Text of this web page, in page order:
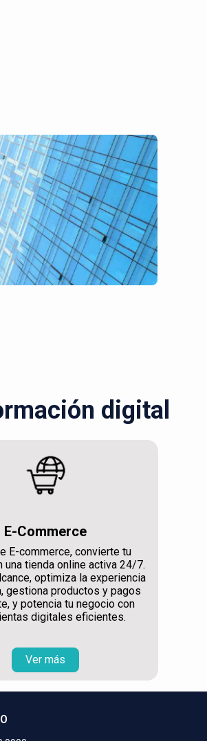
digital
E-Commerce
E-commerce, convierte tu
una tienda online activa 24/7.
optimiza la experiencia
gestiona productos y pagos
y potencia tu negocio con
digitales eficientes.
Ver más